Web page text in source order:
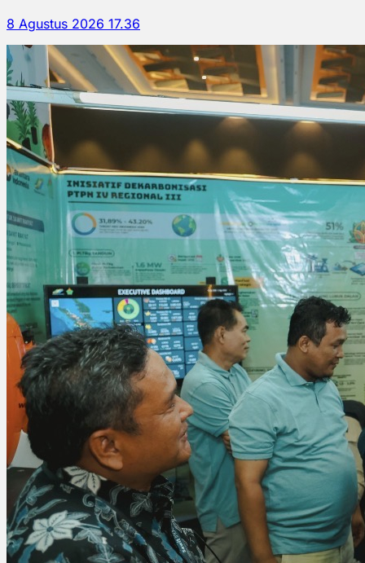
8 Agustus 2026 17.36